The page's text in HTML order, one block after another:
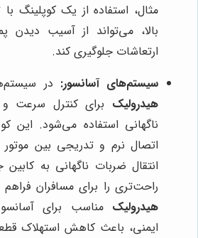
مثال، استفاده از یک کوپلینگ
بالا، می‌تواند از آسیب دیدن
ارتعاشات جلوگیری کند.
سیستم‌های آسانسور: در
هیدرولیک برای کنترل سرعت
ناگهانی استفاده می‌شود. این
اتصال نرم و تدریجی بین
انتقال ضربات ناگهانی به
راحت‌تری را برای مسافران
هیدرولیک مناسب برای
ایمنی، باعث کاهش استهلاک